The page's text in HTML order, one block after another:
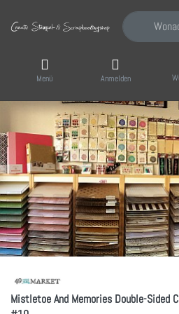
Geben Sie
Menü Anmelden
Mistletoe And Memories Double-Sided